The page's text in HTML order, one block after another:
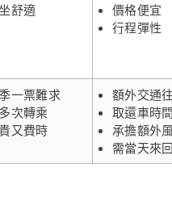
舒適
價格便宜
行程彈性
一票難求
次轉乘
又費時
額外交通
取還車時
承擔額外
需當天來